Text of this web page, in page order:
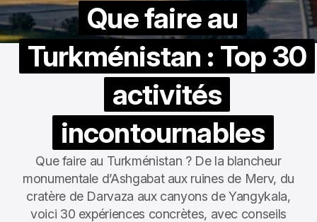
Que faire au
Turkménistan : Top 30
activités
incontournables
Que faire au Turkménistan ? De la blancheur
monumentale d’Ashgabat aux ruines de Merv, du
cratère de Darvaza aux canyons de Yangykala,
voici 30 expériences concrètes, avec conseils